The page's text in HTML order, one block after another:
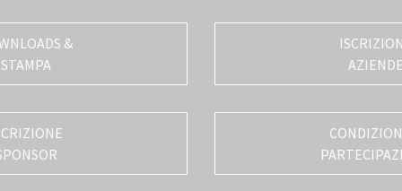
&
STAMPA
AZIENDE